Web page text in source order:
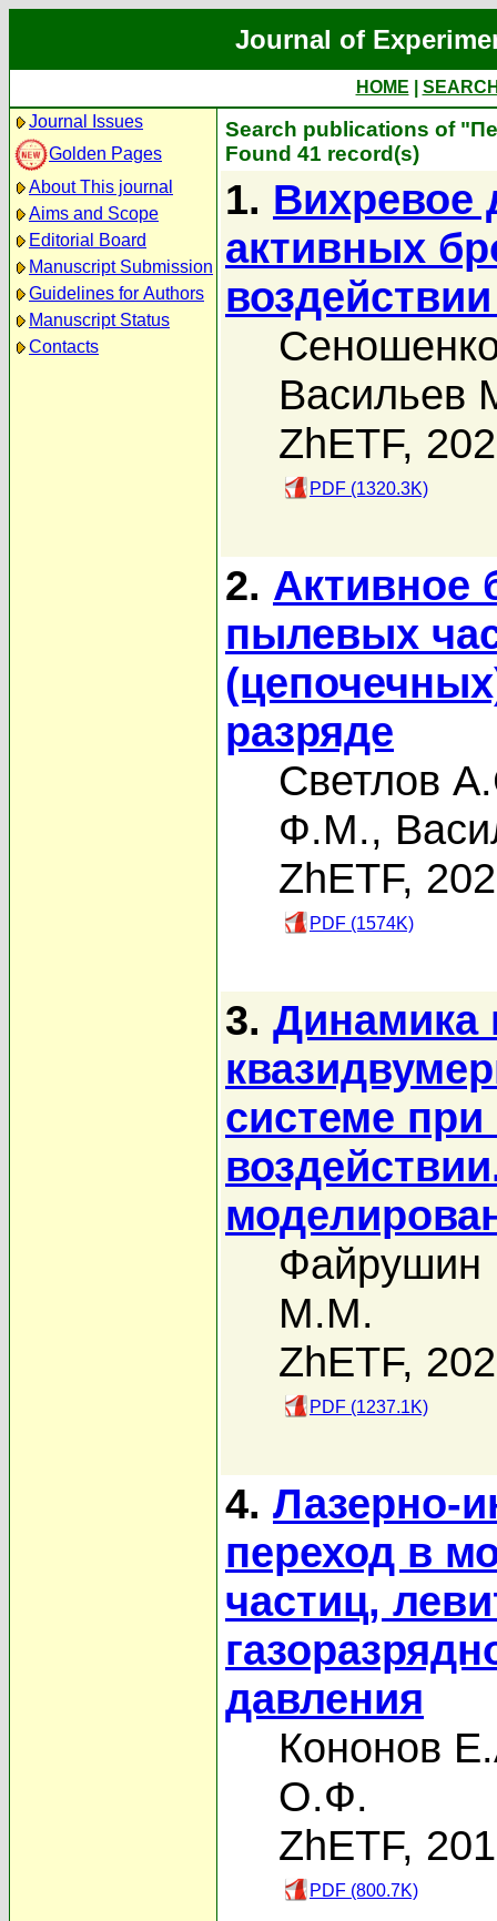
Journal of
HOME
Journal Issues
Golden Pages
About This journal
Aims and Scope
Editorial Board
Manuscript Submission
Guidelines for Authors
Manuscript Status
Contacts
Search publications of
Found 41 record(s)
1. Вихревое
активных
Васильев
ZhETF,
PDF (1320.3K)
2. Активное
пылевых
разряде
Светлов
Ф.М.,
ZhETF,
PDF (1574K)
3. Динамика
системе
М.М.
ZhETF,
PDF (1237.1K)
4. Лазерно-
переход в
частиц,
давления
Кононов
О.Ф.
ZhETF,
PDF (800.7K)